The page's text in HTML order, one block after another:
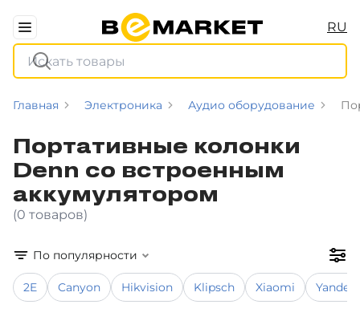
RU
Главная Электроника Аудио оборудование
Портативные колонки
Denn со встроенным
аккумулятором
(0 товаров)
По популярности
2E Canyon Hikvision Klipsch Xiaomi Yandex